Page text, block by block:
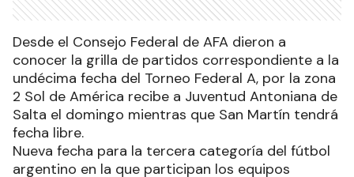
Desde el Consejo Federal de AFA dieron a
conocer la grilla de partidos correspondiente a la
undécima fecha del Torneo Federal A, por la zona
2 Sol de América recibe a Juventud Antoniana de
Salta el domingo mientras que San Martín tendrá
fecha libre.
Nueva fecha para la tercera categoría del fútbol
argentino en la que participan los equipos